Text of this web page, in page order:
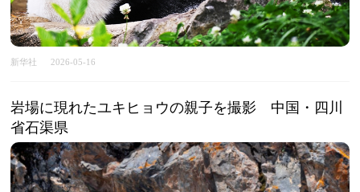
新华社 2026-05-16
岩場に現れたユキヒョウの親子を撮影 中国・四川
省石渠県